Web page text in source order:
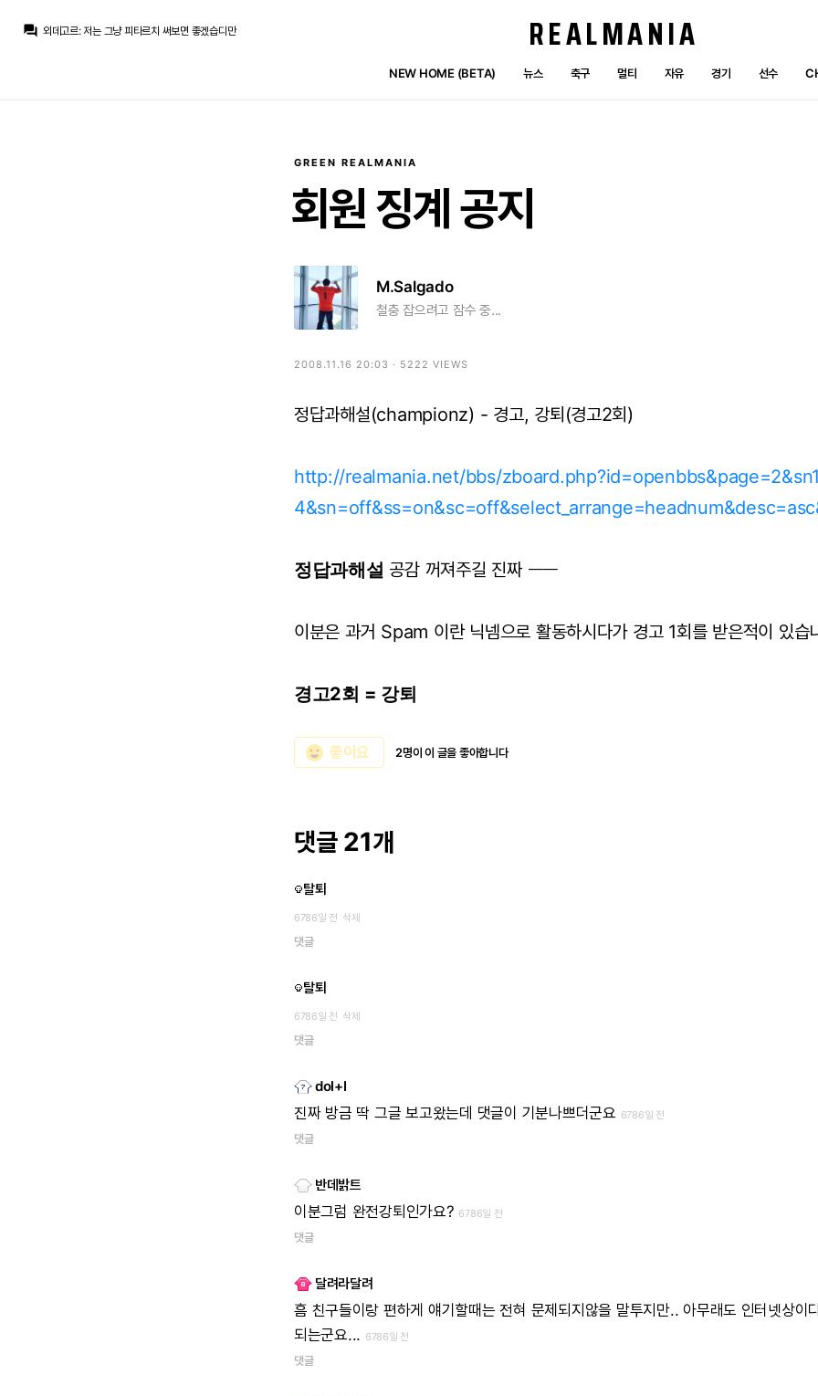
question_answer 외데고르:저는 그냥 피타르치 써보면 좋겠습디만
REALMANIA
NEW HOME (BETA) 뉴스 축구 멀티 자유 경기 선수
GREEN REALMANIA
회원 징계 공지
M.Salgado
철충 잡으려고 잠수 중...
2008.11.16 20:03 · 5222 VIEWS
정답과해설(championz) - 경고, 강퇴(경고2회)
http://realmania.net/bbs/
정답과해설 공감 꺼져주길 진짜 ㅡㅡ
이분은 과거 Spam 이란 닉넴으로 활동하시다가 경고 1회를 받은적이 있습
경고2회 = 강퇴
emoji_emotions 좋아요 2명이 이 글을 좋아합니다
댓글 21개
탈퇴
6786일 전 삭제
댓글
탈퇴
6786일 전 삭제
댓글
dol+I
진짜 방금 딱 그글 보고왔는데 댓글이 기분나쁘더군요 6786일 전
댓글
반데밝트
이분그럼 완전강퇴인가요? 6786일 전
댓글
달려라달려
흠 친구들이랑 편하게 얘기할때는 전혀 문제되지않을 말투지만.. 아무래도 인터넷상이
되는군요... 6786일 전
댓글